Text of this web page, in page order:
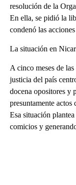
resolución de la
En ella, se pidió la
condenó las
La situación en
A cinco meses de
justicia del país
docena opositores y
presuntamente actos
Esa situación
comicios y